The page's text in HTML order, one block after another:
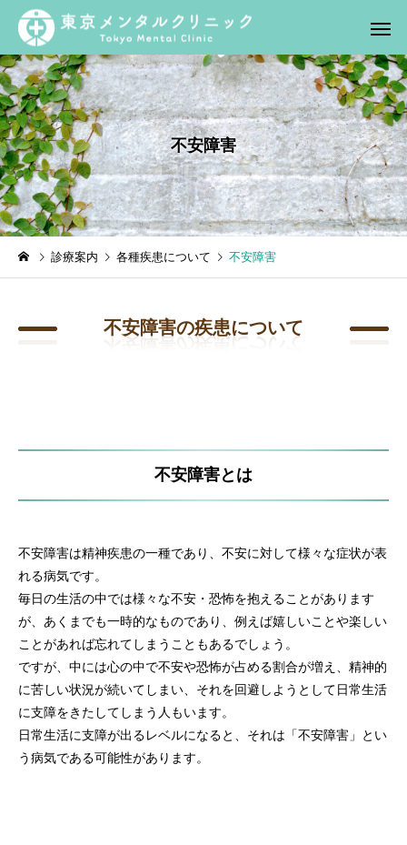
不安障害
診療案内 各種疾患について 不安障害
不安障害の疾患について
不安障害とは
不安障害は精神疾患の一種であり、不安に対して様々な症状が表
れる病気です。
毎日の生活の中では様々な不安・恐怖を抱えることがあります
が、あくまでも一時的なものであり、例えば嬉しいことや楽しい
ことがあれば忘れてしまうこともあるでしょう。
ですが、中には心の中で不安や恐怖が占める割合が増え、精神的
に苦しい状況が続いてしまい、それを回避しようとして日常生活
に支障をきたしてしまう人もいます。
日常生活に支障が出るレベルになると、それは「不安障害」とい
う病気である可能性があります。